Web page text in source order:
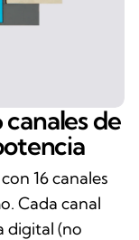
canales de
16 canales
Cada canal
digital (no